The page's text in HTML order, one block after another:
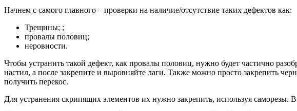
Начнем с самого главного – проверки на наличие/отсутствие таких дефектов как:
Трещины; ;
провалы половиц;
неровности.
Чтобы устранить такой дефект, как провалы половиц, нужно будет частично
настил, а после закрепите и выровняйте лаги. Также можно просто закрепить
получить перекос.
Для устранения скрипящих элементов их нужно закрепить, используя саморезы.